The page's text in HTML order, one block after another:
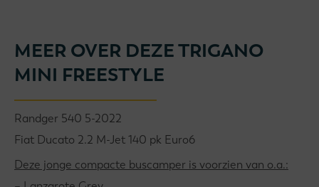
MEER OVER DEZE TRIGANO
MINI FREESTYLE
Randger 540 5-2022
Fiat Ducato 2.2 M-Jet 140 pk Euro6
Deze jonge compacte buscamper is voorzien van o.a.: